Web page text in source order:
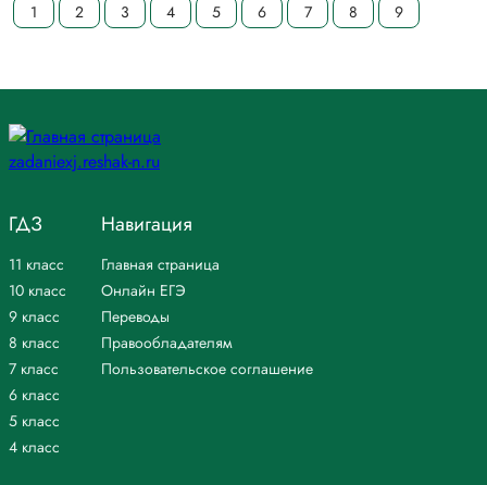
1 2 3 4 5 6 7 8 9
ГДЗ
11 класс
10 класс
9 класс
8 класс
7 класс
6 класс
5 класс
4 класс
Навигация
Главная страница
Онлайн ЕГЭ
Переводы
Правообладателям
Пользовательское соглашение